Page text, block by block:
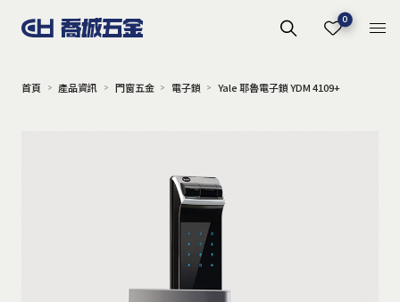
0
首頁 產品資訊 門窗五金 電子鎖 Yale 耶魯電子鎖 YDM 4109+